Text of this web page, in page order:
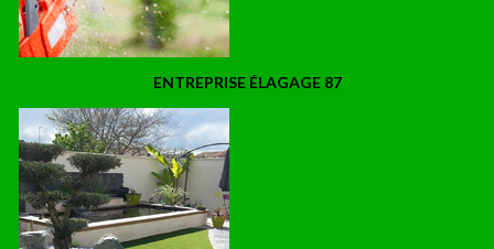
ENTREPRISE ÉLAGAGE 87